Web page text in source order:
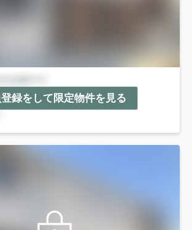
録をして限定物件を見る